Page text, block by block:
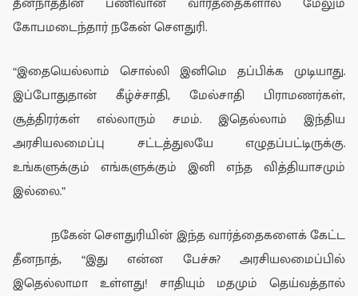
கோபமடைந்தார்நகேன் சௌதுரி.
“இதையெல்லாம் சொல்லி இனிமெ தப்பிக்க முடியாது.
இப்போதுதான் கீழ்ச்சாதி, மேல்சாதி பிராமணர்கள்,
சூத்திரர்கள் எல்லாரும் சமம். இதெல்லாம் இந்திய
அரசியலமைப்பு சட்டத்துலயே எழுதப்பட்டிருக்கு.
உங்களுக்கும் எங்களுக்கும் இனி எந்த வித்தியாசமும்
இல்லை.”
நகேன் சௌதுரியின் இந்த வார்த்தைகளைக் கேட்ட
தீனநாத், “இது என்ன பேச்சு? அரசியலமைப்பில்
இதெல்லாமா உள்ளது! சாதியும் மதமும் தெய்வத்தால்